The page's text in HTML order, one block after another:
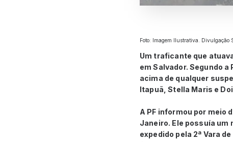
Foto: Imagem Ilustrativa. Divulgação
Um traficante que
em Salvador. Segundo
acima de qualquer
Itapuã, Stella Maris e
A PF informou por meio
Janeiro. Ele possuía um
expedido pela 2ª Vara